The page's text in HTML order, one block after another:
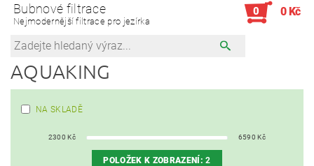
Bubnové filtrace
Nejmodernější filtrace pro jezírka
0 0 Kč
AQUAKING
NA SKLADĚ
2300 Kč 6590 Kč
POLOŽEK K ZOBRAZENÍ:2